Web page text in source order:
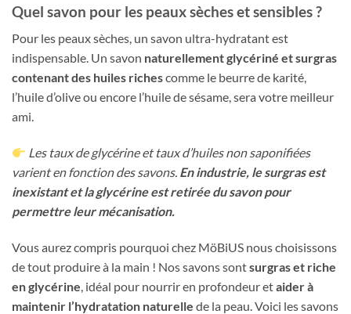
Quel savon pour les peaux sèches et sensibles ?
Pour les peaux sèches, un savon ultra-hydratant est
indispensable. Un savon naturellement glycériné et surgras
contenant des huiles richescomme le beurre de karité,
l’huile d’olive ou encore l’huile de sésame, sera votre meilleur
ami.
Les taux de glycérine et taux d’huiles non saponifiées
varient en fonction des savons. En industrie, le surgras est
inexistant et la glycérine est retirée du savon pour
permettre leur mécanisation.
Vous aurez compris pourquoi chez MöBiUS nous choisissons
de tout produire à la main ! Nos savons sontsurgras et riche
en glycérine , idéal pour nourrir en profondeur etaider à
maintenir l’hydratation naturelle de la peau. Voici les savons